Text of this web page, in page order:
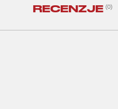
RECENZJE (0)